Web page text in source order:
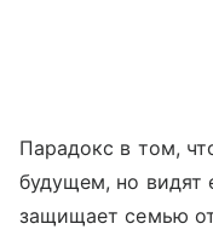
Парадокс в том,
будущем, но видят
защищает семью